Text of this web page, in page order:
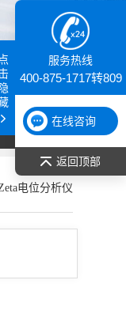
电位分析仪
服务热线
400-875-1717转809
在线咨询
返回顶部
隐